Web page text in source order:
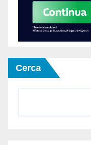
Cerca